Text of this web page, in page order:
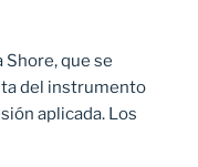
que se
del instrumento
aplicada. Los